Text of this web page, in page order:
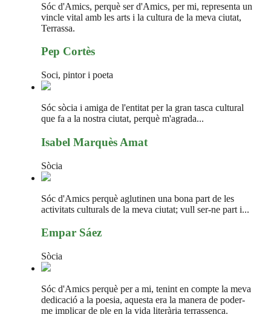
Sóc d'Amics, perquè ser d'Amics, per mi, representa un
vincle vital amb les arts i la cultura de la meva ciutat,
Terrassa.
Pep Cortès
Soci, pintor i poeta
Sóc sòcia i amiga de l'entitat per la gran tasca cultural
que fa a la nostra ciutat, perquè m'agrada...
Isabel Marquès Amat
Sòcia
Sóc d'Amics perquè aglutinen una bona part de les
activitats culturals de la meva ciutat; vull ser-ne part i...
Empar Sáez
Sòcia
Sóc d'Amics perquè per a mi, tenint en compte la meva
dedicació a la poesia, aquesta era la manera de poder-
me implicar de ple en la vida literària terrassenca.